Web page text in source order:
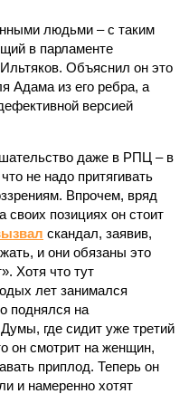
людьми – с таким
в парламенте
Объяснил он это
Адама из его ребра, а
версией
даже в РПЦ – в
не надо притягивать
Впрочем, вряд
своих позициях он стоит
скандал, заявив,
и они обязаны это
Хотя что тут
лет занимался
поднялся на
где сидит уже третий
он смотрит на женщин,
приплод. Теперь он
и намеренно хотят